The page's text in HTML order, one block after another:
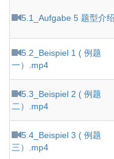
5.1_Aufgabe 5 题型介
5.2_Beispiel 1 ( 例题
一）.mp4
5.3_Beispiel 2 ( 例题
二）.mp4
5.4_Beispiel 3 ( 例题
三）.mp4